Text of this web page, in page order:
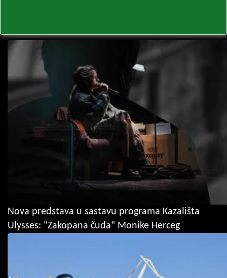
Nova predstava u sastavu programa Kazališta
Ulysses: "Zakopana čuda" Monike Herceg